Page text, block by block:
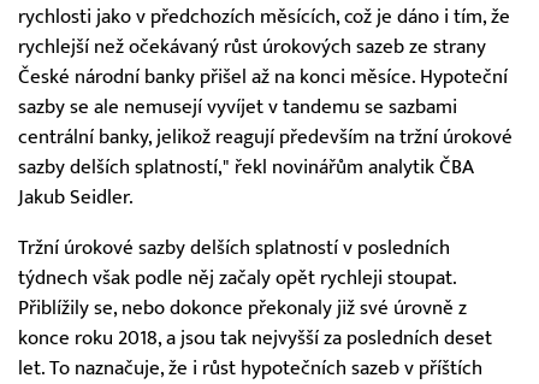
rychlosti jako v předchozích měsících, což je dáno i tím, že
rychlejší než očekávaný růst úrokových sazeb ze strany
České národní banky přišel až na konci měsíce. Hypoteční
sazby se ale nemusejí vyvíjet v tandemu se sazbami
centrální banky, jelikož reagují především na tržní úrokové
sazby delších splatností," řekl novinářům analytik ČBA
Jakub Seidler.
Tržní úrokové sazby delších splatností v posledních
týdnech však podle něj začaly opět rychleji stoupat.
Přiblížily se, nebo dokonce překonaly již své úrovně z
konce roku 2018, a jsou tak nejvyšší za posledních deset
let. To naznačuje, že i růst hypotečních sazeb v příštích